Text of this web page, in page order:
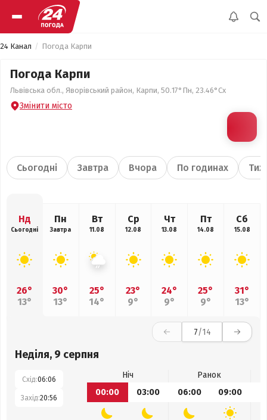
24 Канал Погода Карпи
Погода Карпи
Львівська обл., Яворівський район, Карпи, 50.17°Пн, 23.46°Сх
Змінити місто
Сьогодні Завтра Вчора По годинах
Нд
Сьогодні
26°
13°
Пн
Завтра
30°
13°
Вт
11.08
25°
14°
Ср
12.08
23°
9°
Чт
13.08
24°
9°
Пт
14.08
25°
9°
Сб
15.08
31°
13°
7/14
Неділя, 9 серпня
Схід:06:06
Захід:20:56
Ніч
Ранок
00:00
03:00 06:00 09:00